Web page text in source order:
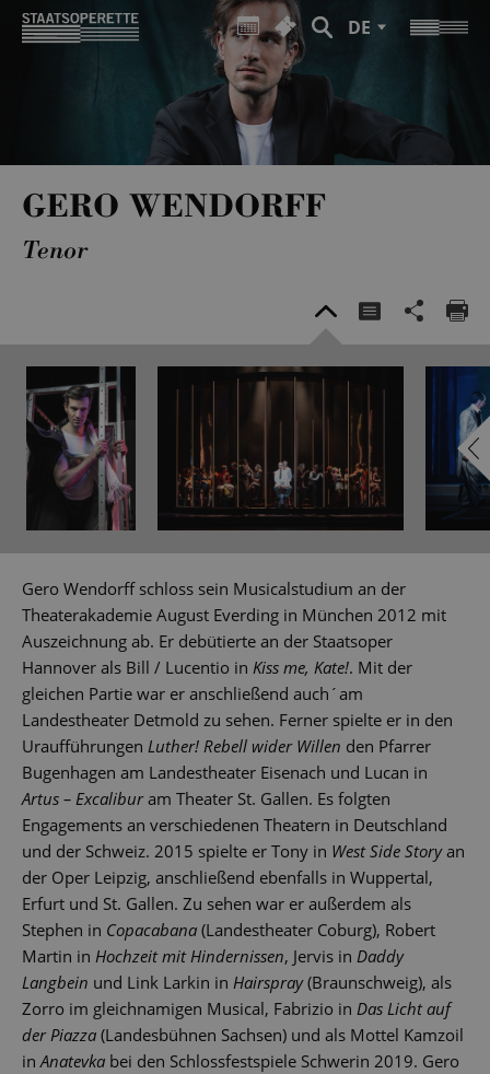
DE
GERO WENDORFF
Tenor
Gero Wendorff schloss sein Musicalstudium an der
Theaterakademie August Everding in München 2012 mit
Auszeichnung ab. Er debütierte an der Staatsoper
Hannover als Bill / Lucentio in Kiss me, Kate!. Mit der
gleichen Partie war er anschließend auch´am
Landestheater Detmold zu sehen. Ferner spielte er in den
Uraufführungen Luther! Rebell wider Willen den Pfarrer
Bugenhagen am Landestheater Eisenach und Lucan in
Artus – Excaliburam Theater St. Gallen. Es folgten
Engagements an verschiedenen Theatern in Deutschland
und der Schweiz. 2015 spielte er Tony in West Side Storyan
der Oper Leipzig, anschließend ebenfalls in Wuppertal,
Erfurt und St. Gallen. Zu sehen war er außerdem als
Stephen in Copacabana (Landestheater Coburg), Robert
Martin in Hochzeit mit Hindernissen, Jervis in Daddy
Langbein und Link Larkin in Hairspray(Braunschweig), als
Zorro im gleichnamigen Musical, Fabrizio in Das Licht auf
der Piazza (Landesbühnen Sachsen) und als Mottel Kamzoil
in Anatevka bei den Schlossfestspiele Schwerin 2019. Gero